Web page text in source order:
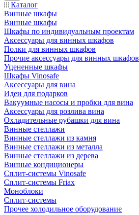
Каталог
Винные шкафы
Винные шкафы
Шкафы по индивидуальным проектам
Аксессуары для винных шкафов
Полки для винных шкафов
Прочие аксессуары для винных шкафов
Уцененные шкафы
Шкафы Vinosafe
Аксессуары для вина
Идеи для подарков
Вакуумные насосы и пробки для вина
Аксессуары для розлива вина
Охладительные рубашки для вина
Винные стеллажи
Винные стеллажи из камня
Винные стеллажи из металла
Винные стеллажи из дерева
Винные кондиционеры
Сплит-системы Vinosafe
Сплит-системы Friax
Моноблоки
Сплит-системы
Прочее холодильное оборудование